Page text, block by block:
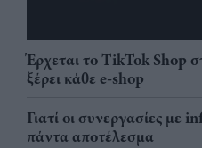
Έρχεται το TikTok Shop
ξέρει κάθε e-shop
Γιατί οι συνεργασίες με
πάντα αποτέλεσμα